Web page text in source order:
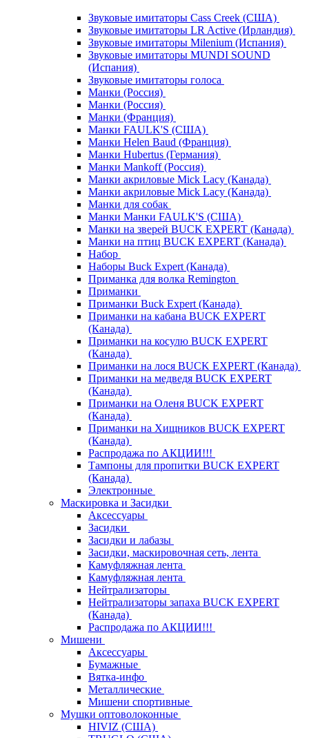
Звуковые имитаторы Cass Creek (США)
Звуковые имитаторы LR Active (Ирландия)
Звуковые имитаторы Milenium (Испания)
Звуковые имитаторы MUNDI SOUND
(Испания)
Звуковые имитаторы голоса
Манки (Россия)
Манки (Россия)
Манки (Франция)
Манки FAULK'S (США)
Манки Helen Baud (Франция)
Манки Hubertus (Германия)
Манки Mankoff (Россия)
Манки акриловые Mick Lacy (Канада)
Манки акриловые Mick Lacy (Канада)
Манки для собак
Манки Манки FAULK'S (США)
Манки на зверей BUCK EXPERT (Канада)
Манки на птиц BUCK EXPERT (Канада)
Набор
Наборы Buck Expert (Канада)
Приманка для волка Remington
Приманки
Приманки Buck Expert (Канада)
Приманки на кабана BUCK EXPERT
(Канада)
Приманки на косулю BUCK EXPERT
(Канада)
Приманки на лося BUCK EXPERT (Канада)
Приманки на медведя BUCK EXPERT
(Канада)
Приманки на Оленя BUCK EXPERT
(Канада)
Приманки на Хищников BUCK EXPERT
(Канада)
Распродажа по АКЦИИ!!!
Тампоны для пропитки BUCK EXPERT
(Канада)
Электронные
Маскировка и Засидки
Аксессуары
Засидки
Засидки и лабазы
Засидки, маскировочная сеть, лента
Камуфляжная лента
Камуфляжная лента
Нейтрализаторы
Нейтрализаторы запаха BUCK EXPERT
(Канада)
Распродажа по АКЦИИ!!!
Мишени
Аксессуары
Бумажные
Вятка-инфо
Металлические
Мишени спортивные
Мушки оптоволоконные
HIVIZ (США)